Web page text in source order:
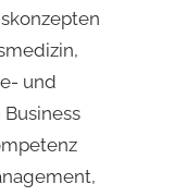
und